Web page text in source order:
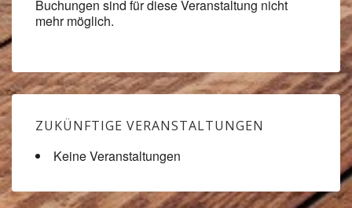
Buchungen sind für diese Veranstaltung nicht
mehr möglich.
ZUKÜNFTIGE VERANSTALTUNGEN
Keine Veranstaltungen